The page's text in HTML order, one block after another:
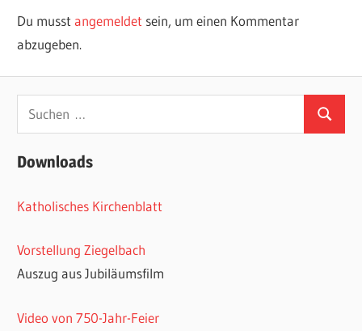
Du musstangemeldet sein, um einen Kommentar
abzugeben.
Suchen
nach:
Suchen
Downloads
Katholisches Kirchenblatt
Vorstellung Ziegelbach
Auszug aus Jubiläumsfilm
Video von 750-Jahr-Feier